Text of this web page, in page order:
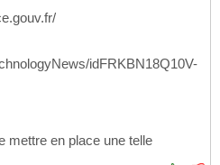
idFRKBN18Q10V-
mettre en place une telle